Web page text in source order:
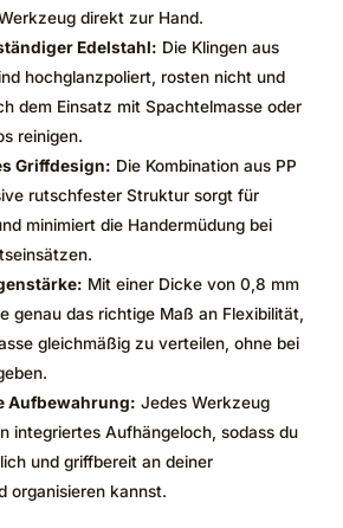
direkt zur Hand.
Edelstahl: Die Klingen aus
hochglanzpoliert, rosten nicht und
dem Einsatz mit Spachtelmasse oder
reinigen.
Griffdesign: Die Kombination aus PP
rutschfester Struktur sorgt für
minimiert die Handermüdung bei
Mit einer Dicke von 0,8 mm
genau das richtige Maß an Flexibilität,
gleichmäßig zu verteilen, ohne bei
Aufbewahrung: Jedes Werkzeug
integriertes Aufhängeloch, sodass du
und griffbereit an deiner
organisieren kannst.